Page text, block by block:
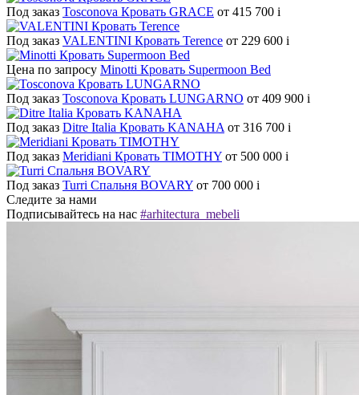
Под заказ Tosconova Кровать GRACE от 415 700 i
Под заказ VALENTINI Кровать Terence от 229 600 i
Цена по запросу Minotti Кровать Supermoon Bed
Под заказ Tosconova Кровать LUNGARNO от 409 900 i
Под заказ Ditre Italia Кровать KANAHA от 316 700 i
Под заказ Meridiani Кровать TIMOTHY от 500 000 i
Под заказ Turri Спальня BOVARY от 700 000 i
Следите за нами
Подписывайтесь на нас #arhitectura_mebeli